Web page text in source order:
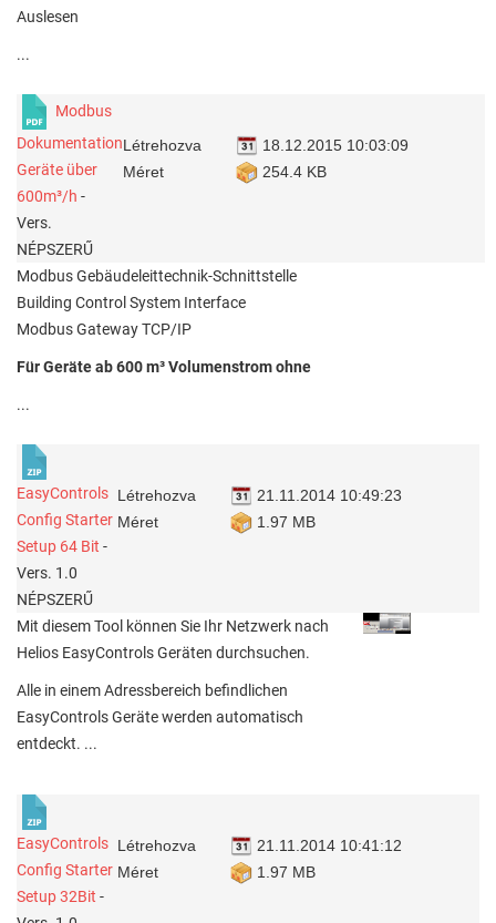
Auslesen
...
Modbus
Dokumentation
Geräte über
600m³/h -
Vers.
NÉPSZERŰ
Létrehozva
Méret
18.12.2015 10:03:09
254.4 KB
Modbus Gebäudeleittechnik-Schnittstelle
Building Control System Interface
Modbus Gateway TCP/IP
Für Geräte ab 600 m³ Volumenstrom ohne
...
EasyControls
Config Starter
Setup 64 Bit -
Vers. 1.0
NÉPSZERŰ
Létrehozva
Méret
21.11.2014 10:49:23
1.97 MB
Mit diesem Tool können Sie Ihr Netzwerk nach
Helios EasyControls Geräten durchsuchen.
Alle in einem Adressbereich befindlichen
EasyControls Geräte werden automatisch
entdeckt. ...
EasyControls
Config Starter
Setup 32Bit -
Létrehozva
Méret
21.11.2014 10:41:12
1.97 MB